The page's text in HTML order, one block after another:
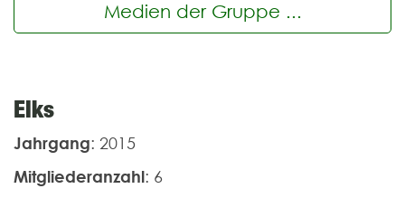
Medien der Gruppe ...
Elks
Jahrgang: 2015
Mitgliederanzahl: 6